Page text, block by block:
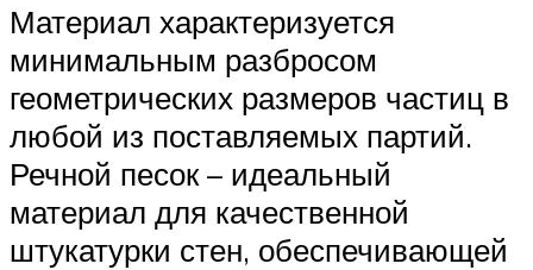
Материал характеризуется
минимальным разбросом
геометрических размеров частиц в
любой из поставляемых партий.
Речной песок – идеальный
материал для качественной
штукатурки стен, обеспечивающей